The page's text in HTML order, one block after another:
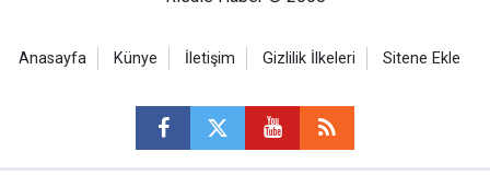
Anasayfa Künye İletişim Gizlilik İlkeleri Sitene Ekle